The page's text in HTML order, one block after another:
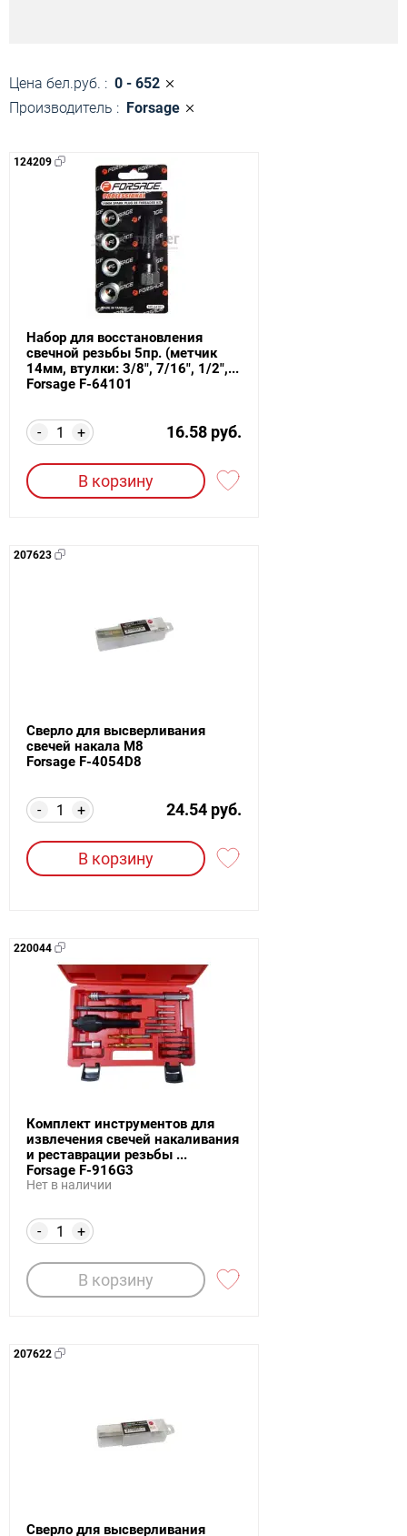
Цена бел.руб. : 0 - 652
Производитель : Forsage
124209
Набор для восстановления
свечной резьбы 5пр. (метчик
14мм, втулки: 3/8", 7/16", 1/2",...
Forsage F-64101
+
- 16.58 руб.
В корзину
207623
Сверло для высверливания
свечей накала M8
Forsage F-4054D8
+
- 24.54 руб.
В корзину
220044
Комплект инструментов для
извлечения свечей накаливания
и реставрации резьбы ...
Forsage F-916G3
Нет в наличии
+
-
В корзину
207622
Сверло для высверливания